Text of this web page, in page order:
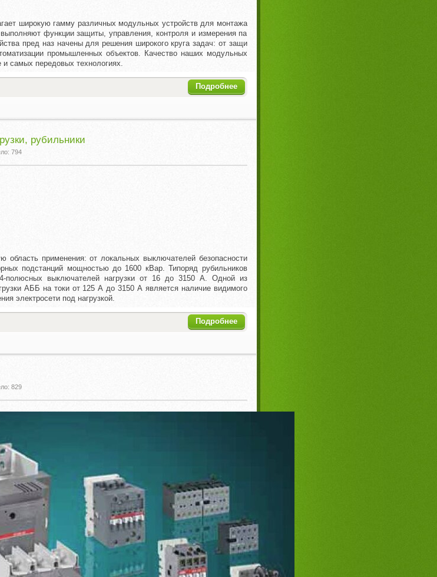
широкую гамму различных модульных устройств для монтажа
функции защиты, управления, контроля и измерения па
пред наз начены для решения широкого круга задач: от защи
промышленных объектов. Качество наших модульных
и самых передовых технологиях.
Подробнее
рубильники
794
применения: от локальных выключателей безопасности
подстанций мощностью до 1600 кВар. Типоряд рубильников
полюсных выключателей нагрузки от 16 до 3150 А. Одной из
АББ на токи от 125 А до 3150 А является наличие видимого
электросети под нагрузкой.
Подробнее
829